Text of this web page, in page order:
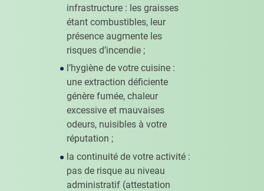
infrastructure : les graisses
étant combustibles, leur
présence augmente les
risques d’incendie ;
l’hygiène de votre cuisine :
une extraction déficiente
génère fumée, chaleur
excessive et mauvaises
odeurs, nuisibles à votre
réputation ;
la continuité de votre activité :
pas de risque au niveau
administratif (attestation